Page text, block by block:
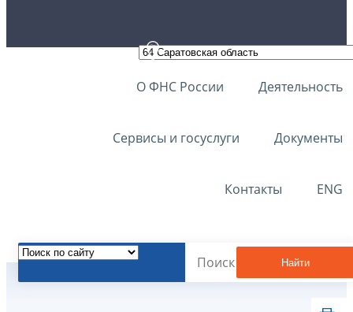
О ФНС России Деятельность
Сервисы и госуслуги Документы
Контакты ENG
Найти